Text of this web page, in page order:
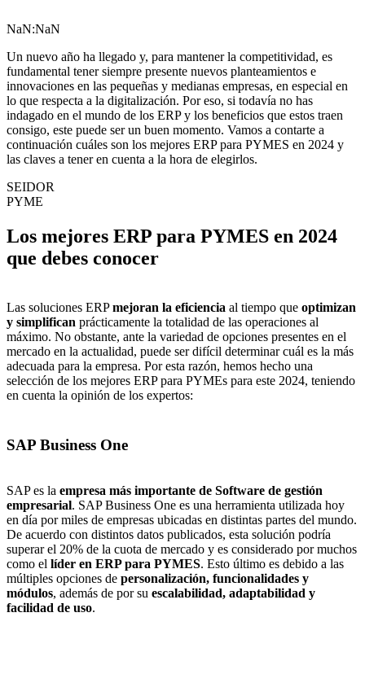
NaN:NaN
Un nuevo año ha llegado y, para mantener la competitividad, es
fundamental tener siempre presente nuevos planteamientos e
innovaciones en las pequeñas y medianas empresas, en especial en
lo que respecta a la digitalización. Por eso, si todavía no has
indagado en el mundo de los ERP y los beneficios que estos traen
consigo, este puede ser un buen momento. Vamos a contarte a
continuación cuáles son los mejores ERP para PYMES en 2024 y
las claves a tener en cuenta a la hora de elegirlos.
SEIDOR
PYME
Los mejores ERP para PYMES en 2024
que debes conocer
Las soluciones ERPmejoran la eficiencia al tiempo que optimizan
y simplifican prácticamente la totalidad de las operaciones al
máximo. No obstante, ante la variedad de opciones presentes en el
mercado en la actualidad, puede ser difícil determinar cuál es la más
adecuada para la empresa. Por esta razón, hemos hecho una
selección de los mejores ERP para PYMEs para este 2024, teniendo
en cuenta la opinión de los expertos:
SAP Business One
SAP es la empresa más importante de Software de gestión
empresarial. SAP Business One es una herramienta utilizada hoy
en día por miles de empresas ubicadas en distintas partes del mundo.
De acuerdo con distintos datos publicados, esta solución podría
superar el 20% de la cuota de mercado y es considerado por muchos
como el líder en ERP para PYMES. Esto último es debido a las
múltiples opciones de personalización, funcionalidades y
módulos, además de por su escalabilidad, adaptabilidad y
facilidad de uso.